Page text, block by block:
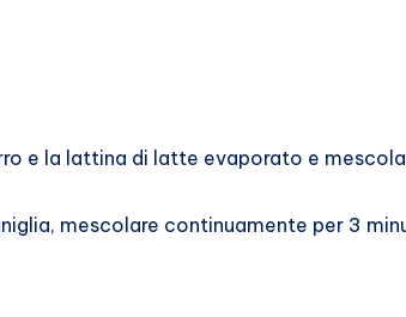
e la lattina di latte evaporato e
mescolare continuamente per 3